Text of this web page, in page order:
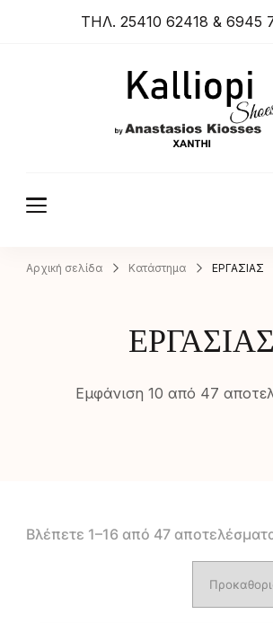
ΤΗΛ. 25410 62418 & 6945
Αρχική σελίδα Κατάστημα ΕΡΓΑΣΙΑΣ
ΕΡΓΑΣΙΑΣ
Εμφάνιση 10 από 47
Βλέπετε 1–16 από 47